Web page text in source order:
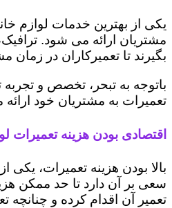
یکی از بهترین خدمات لوازم
مشتریان ارائه می شود.
بگیرند تا تعمیرکاران در
باتوجه به تبحر، تخصص و
تعمیرات به مشتریان خود
اقتصادی بودن هزینه
بالا بودن هزینه تعمیرات،
سعی بر آن دارد تا حد ممکن
تعمیر آن اقدام کرده و چنانچه